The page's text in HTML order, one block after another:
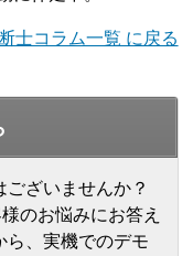
士コラム一覧 に戻る
ざいませんか？
のお悩みにお答え
ら、実機でのデモ